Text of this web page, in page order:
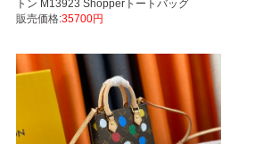
トン M13923 Shopperトートバッグ
LVers Damier Ebene LVバッグ代引き国
販売価格:35700円